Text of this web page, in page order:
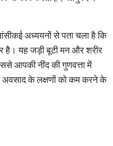
अध्ययनों से पता चला है कि
है। यह जड़ी बूटी मन और शरीर
आपकी नींद की गुणवत्ता में
अवसाद के लक्षणों को कम करने के